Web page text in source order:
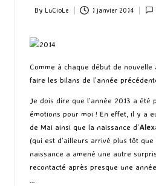
Posted
By LuCioLe 1 janvier 2014
Comme à chaque début de nouvelle
faire les bilans de l’année
Je dois dire que l’année 2013 a
émotions pour moi ! En effet, il y a
de Mai ainsi que la naissance d’
(qui est d’ailleurs arrivé plus tôt que
naissance a amené une autre
recontacté après presque une
…